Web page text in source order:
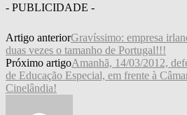
- PUBLICIDADE -
Artigo anteriorGravíssimo: empresa
duas vezes o tamanho de Portugal!!!
Próximo artigoAmanhã, 14/03/2012,
de Educação Especial, em frente à
Cinelândia!